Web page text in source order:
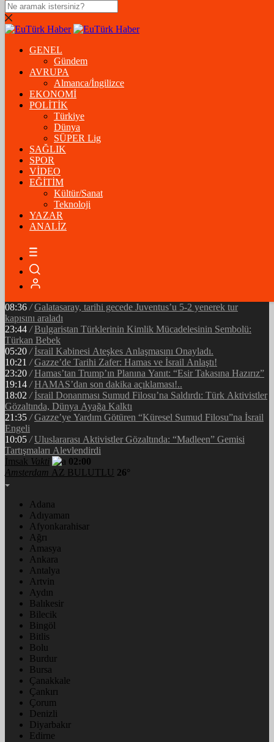
DOLAR
47,5574$% 0.18
EURO
54,8602€% 0.06
STERLİN
% 0.41
GRAM ALTIN
6.175,37%-1,31
ÇEYREK ALTIN
10.093,00%-1,09
BİTCOİN
GENEL
Gündem
AVRUPA
Almanca/İngilizce
EKONOMİ
POLİTİK
Türkiye
Dünya
SÜPER Lig
SAĞLIK
SPOR
VİDEO
EĞİTİM
Kültür/Sanat
Teknoloji
YAZAR
ANALİZ
05:34 / Ramazan’ın Bereketi Yarenler İftarıyla Taçlandı: ‘Birlikte
08:36 / Galatasaray, tarihi gecede Juventus’u 5-2 yenerek tur
kapısını araladı
23:44 / Bulgaristan Türklerinin Kimlik Mücadelesinin Sembolü:
Türkan Bebek
05:20 / İsrail Kabinesi Ateşkes Anlaşmasını Onayladı.
10:21 / Gazze’de Tarihi Zafer: Hamas ve İsrail Anlaştı!
23:20 / Hamas’tan Trump’ın Planına Yanıt: “Esir Takasına Hazırız”
19:14 / HAMAS’dan son dakika açıklaması!..
18:02 / İsrail Donanması Sumud Filosu’na Saldırdı: Türk Aktivistler
Gözaltında, Dünya Ayağa Kalktı
21:35 / Gazze’ye Yardım Götüren “Küresel Sumud Filosu”na İsrail
Engeli
10:05 / Uluslararası Aktivistler Gözaltında: “Madleen” Gemisi
Tartışmaları Alevlendirdi
İmsak Vakti
02:00
Amsterdam AZ BULUTLU 26°
Adana
Adıyaman
Afyonkarahisar
Ağrı
Amasya
Ankara
Antalya
Artvin
Aydın
Balıkesir
Bilecik
Bingöl
Bitlis
Bolu
Burdur
Bursa
Çanakkale
Çankırı
Çorum
Denizli
Diyarbakır
Edirne